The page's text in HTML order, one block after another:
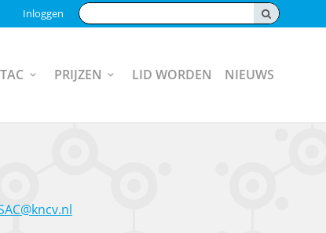
Zoeken:
Inloggen
TAC PRIJZEN LID WORDEN NIEUWS